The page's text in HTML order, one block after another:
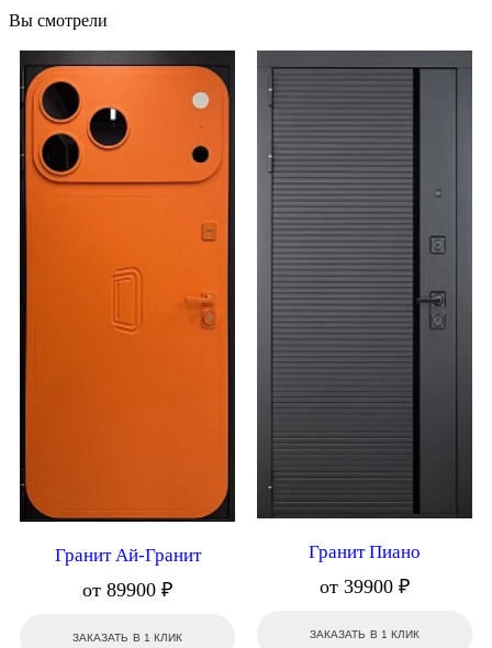
Вы смотрели
Гранит Ай-Гранит
от 89900 ₽
ЗАКАЗАТЬ В 1 КЛИК
Гранит Пиано
от 39900 ₽
ЗАКАЗАТЬ В 1 КЛИК